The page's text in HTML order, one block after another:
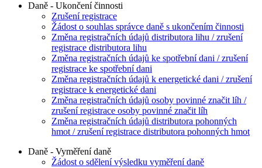
Daně - Ukončení činnosti
Zrušení registrace
Žádost o souhlas správce daně s ukončením činnosti
Změna registračních údajů distributora lihu / zrušení
registrace distributora lihu
Změna registračních údajů ke spotřební dani / zrušení
registrace ke spotřební dani
Změna registračních údajů k energetické dani / zrušení
registrace k energetické dani
Změna registračních údajů osoby povinné značit líh /
zrušení registrace osoby povinné značit líh
Změna registračních údajů distributora pohonných
hmot / zrušení registrace distributora pohonných hmot
Daně - Vyměření daně
Žádost o sdělení výsledku vyměření daně